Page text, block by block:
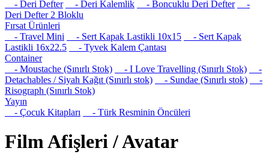
- Deri Defter
- Deri Kalemlik - Boncuklu Deri Defter
-
Deri Defter 2 Bloklu
Fırsat Ürünleri
- Travel Mini
- Sert Kapak Lastikli 10x15
- Sert Kapak
Lastikli 16x22.5
- Tyvek Kalem Çantası
Container
- Moustache (Sınırlı Stok)
- I Love Travelling (Sınırlı Stok)
-
Detachables / Siyah Kağıt (Sınırlı stok)
- Sundae (Sınırlı stok)
-
Risograph (Sınırlı Stok)
Yayın
- Çocuk Kitapları
- Türk Resminin Öncüleri
Film Afişleri / Avatar